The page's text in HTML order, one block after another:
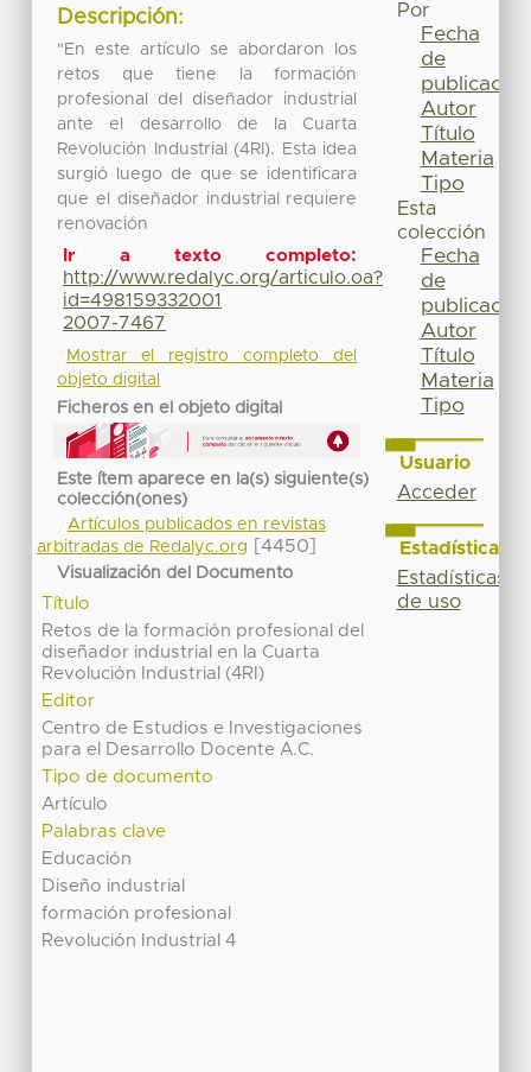
Descripción:
"En este artículo se abordaron los
retos que tiene la formación
profesional del diseñador industrial
ante el desarrollo de la Cuarta
Revolución Industrial (4RI). Esta idea
surgió luego de que se identificara
que el diseñador industrial requiere
renovación
Ir a texto completo:
http://www.redalyc.org/articulo.oa?
id=498159332001
2007-7467
Mostrar el registro completo del
objeto digital
Ficheros en el objeto digital
Este ítem aparece en la(s) siguiente(s)
colección(ones)
Artículos publicados en revistas
arbitradas de Redalyc.org
[4450]
Visualización del Documento
Título
Retos de la formación profesional del
diseñador industrial en la Cuarta
Revolución Industrial (4RI)
Editor
Centro de Estudios e Investigaciones
para el Desarrollo Docente A.C.
Tipo de documento
Artículo
Palabras clave
Educación
Diseño industrial
formación profesional
Revolución Industrial 4
Por
Fecha
de
publicación
Autor
Título
Materia
Tipo
Esta
colección
Fecha
de
publicación
Autor
Título
Materia
Tipo
Usuario
Acceder
Estadísticas
Estadísticas
de uso